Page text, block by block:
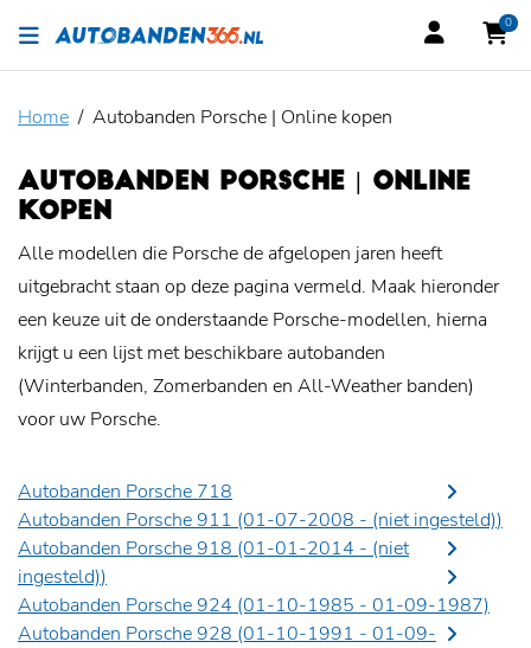
0
Home Autobanden Porsche | Online kopen
AUTOBANDEN PORSCHE | ONLINE
KOPEN
Alle modellen die Porsche de afgelopen jaren heeft
uitgebracht staan op deze pagina vermeld. Maak hieronder
een keuze uit de onderstaande Porsche-modellen, hierna
krijgt u een lijst met beschikbare autobanden
(Winterbanden, Zomerbanden en All-Weather banden)
voor uw Porsche.
Autobanden Porsche 718
Autobanden Porsche 911 (01-07-2008 - (niet ingesteld))
Autobanden Porsche 918 (01-01-2014 - (niet
ingesteld))
Autobanden Porsche 924 (01-10-1985 - 01-09-1987)
Autobanden Porsche 928 (01-10-1991 - 01-09-